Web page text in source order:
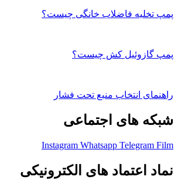
پمپ تخلیه فاضلاب خانگی چیست؟
پمپ گازوئیل کش چیست؟
راهنمای انتخاب منبع تحت فشار
شبکه های اجتماعی
Instagram Whatsapp Telegram Film
نماد اعتماد های الکترونیکی